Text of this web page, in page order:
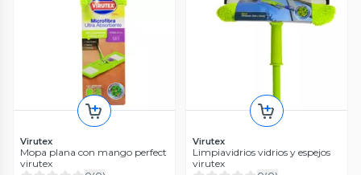
Virutex
Mopa plana con mango perfect
virutex
Virutex
Limpiavidrios vidrios y espejos
virutex